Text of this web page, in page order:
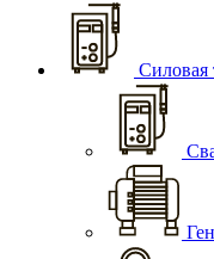
Силовая